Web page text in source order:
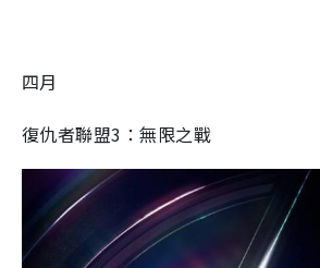
四月
復仇者聯盟3：無限之戰